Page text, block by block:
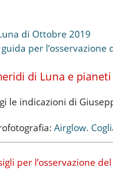
di Ottobre 2019
guida per
di Luna e
le indicazioni di
Airglow.
per l’osservazione del